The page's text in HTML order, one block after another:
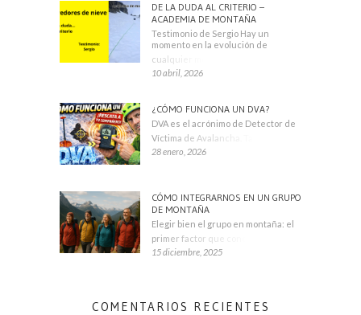
DE LA DUDA AL CRITERIO –
ACADEMIA DE MONTAÑA
Testimonio de Sergio Hay un
momento en la evolución de
cualquier montañero
10 abril, 2026
¿CÓMO FUNCIONA UN DVA?
DVA es el acrónimo de Detector de
Víctima de Avalancha. También se
28 enero, 2026
CÓMO INTEGRARNOS EN UN GRUPO
DE MONTAÑA
Elegir bien el grupo en montaña: el
primer factor que condiciona tu
15 diciembre, 2025
COMENTARIOS RECIENTES